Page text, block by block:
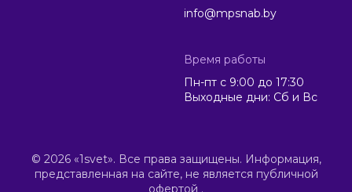
info@mpsnab.by
Время работы
Пн-пт с 9:00 до 17:30
Выходные дни: Сб и Вс
© 2026 «1svet». Все права защищены. Информация,
представленная на сайте, не является публичной
офертой .